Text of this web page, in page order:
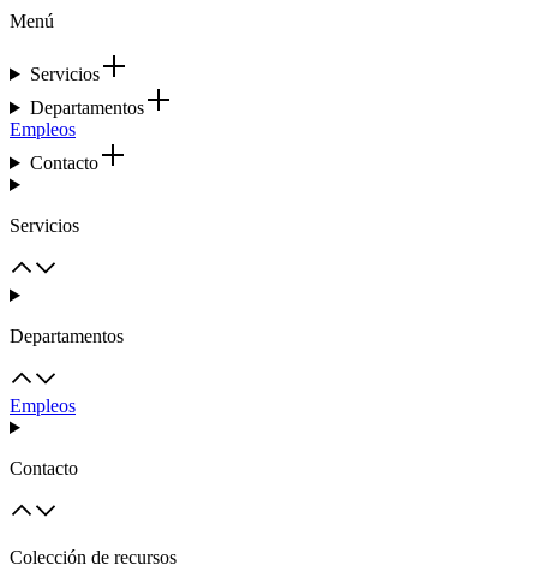
Menú
Servicios
Departamentos
Empleos
Contacto
Servicios
Departamentos
Empleos
Contacto
Colección de recursos